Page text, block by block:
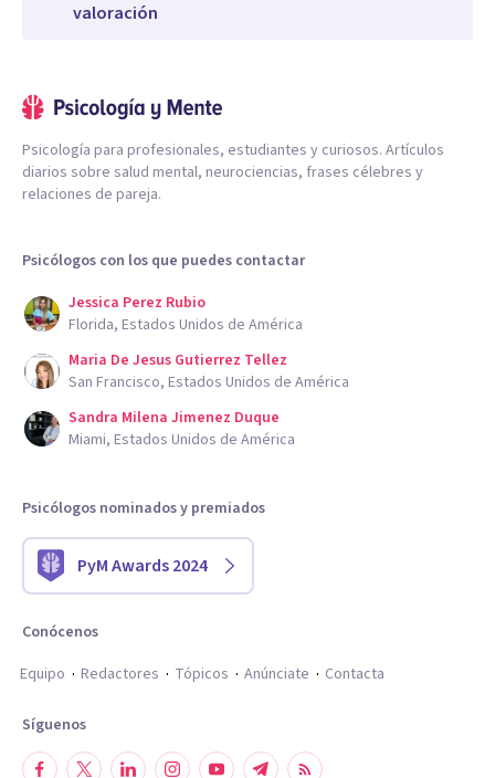
valoración
Psicología para profesionales, estudiantes y curiosos. Artículos
diarios sobre salud mental, neurociencias, frases célebres y
relaciones de pareja.
Psicólogos con los que puedes contactar
Jessica Perez Rubio
Florida, Estados Unidos de América
Maria De Jesus Gutierrez Tellez
San Francisco, Estados Unidos de América
Sandra Milena Jimenez Duque
Miami, Estados Unidos de América
Psicólogos nominados y premiados
PyM Awards 2024
Conócenos
Equipo
Redactores Tópicos Anúnciate Contacta
Síguenos